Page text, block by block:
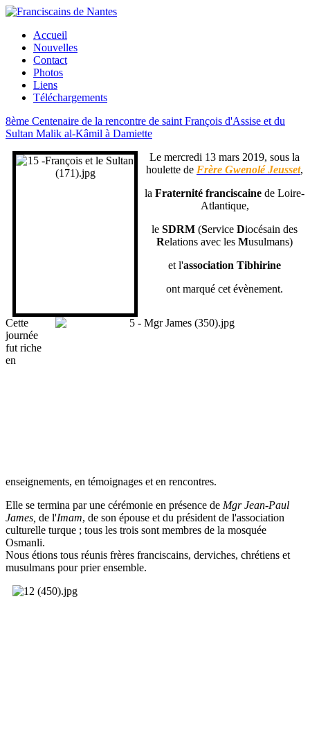
Accueil
Nouvelles
Contact
Photos
Liens
Téléchargements
8ème Centenaire de la rencontre de saint François d'Assise et du
Sultan Malik al-Kâmil à Damiette
Le mercredi 13 mars 2019, sous la
houlette de Frère Gwenolé Jeusset,
la Fraternité franciscaine de Loire-
Atlantique,
le SDRM (Service Diocésain des
Relations avec les Musulmans)
et l'association Tibhirine
ont marqué cet évènement.
Cette
journée
fut riche
en
enseignements, en témoignages et en rencontres.
Elle se termina par une cérémonie en présence de Mgr Jean-Paul
James, de l'Imam, de son épouse et du président de l'association
culturelle turque ; tous les trois sont membres de la mosquée
Osmanli.
Nous étions tous réunis frères franciscains, derviches, chrétiens et
musulmans pour prier ensemble.